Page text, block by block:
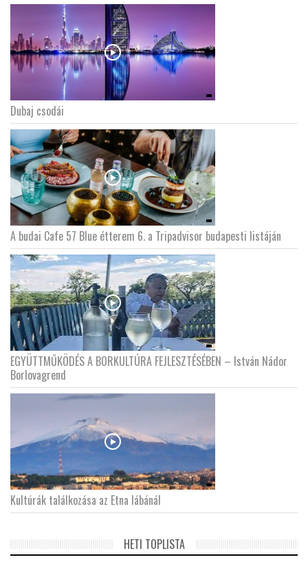
Dubaj csodái
A budai Cafe 57 Blue étterem 6. a Tripadvisor budapesti listáján
EGYÜTTMŰKÖDÉS A BORKULTÚRA FEJLESZTÉSÉBEN – István Nádor
Borlovagrend
Kultúrák találkozása az Etna lábánál
HETI TOPLISTA